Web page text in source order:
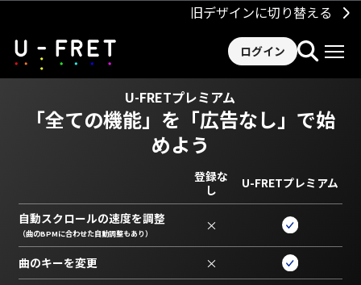
旧デザインに切り替える
ログイン
U-FRETプレミアム
「全ての機能」を 「広告なし」で始
めよう
登録な
し
U-FRETプレミアム
自動スクロールの速度を調整
（曲のBPMに合わせた自動調整もあり） ×
曲のキーを変更 ×